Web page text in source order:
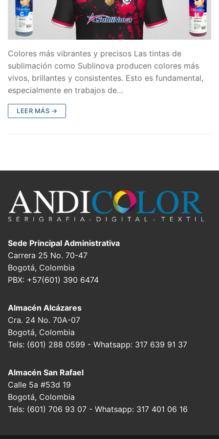
Colores más vibrantes y precisos Las tintas de
sublimación como Sublinova producen colores más
vivos, brillantes y consistentes. Esto es fundamental,
especialmente en trabajos de…
LEER MÁS →
Sede Principal Administrativa
Carrera 25 No. 70-47
Bogotá, Colombia
PBX: +57(601) 390 6474
Almacén Alcázares
Cra. 24 No. 70A-07
Bogotá, Colombia
Tels: (601) 288 0599 - Whatsapp: 317 639 91 37
Almacén San Rafael
Calle 5a #53d 19
Bogotá, Colombia
Tels: (601) 706 93 07 - Whatsapp: 317 401 06 16